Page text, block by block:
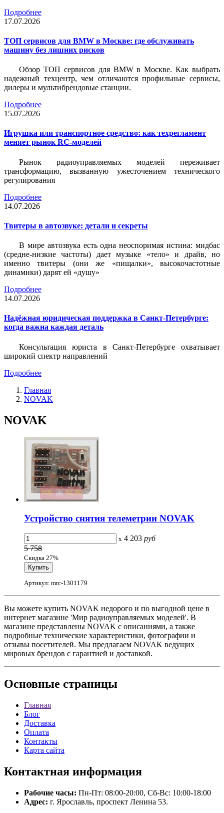
Подробнее
17.07.2026
ТОП сервисов для BMW в Москве: где обслуживать
машину без лишних рисков
Обзор ТОП сервисов для BMW в Москве. Как выбрать
надежный техцентр, чем отличаются профильные сервисы,
дилеры и мультибрендовые станции.
Подробнее
15.07.2026
Игрушка или транспортное средство: как техрегламент
меняет рынок RC-моделей
Рынок радиоуправляемых моделей переживает
трансформацию, вызванную ужесточением технического
регулирования
Подробнее
14.07.2026
Твитеры в автозвуке: детали и секреты
В мире автозвука есть одна неоспоримая истина: мидбас
(средне-низкие частоты) дает музыке «тело» и драйв, но
именно твитеры (они же «пищалки», высокочастотные
динамики) дарят ей «душу»
Подробнее
14.07.2026
Надёжная юридическая поддержка в Санкт-Петербурге:
когда важна каждая деталь
Консультация юриста в Санкт-Петербурге охватывает
широкий спектр направлений
Подробнее
Главная
NOVAK
NOVAK
Устройство снятия телеметрии NOVAK
x 4 203 руб
5 758
Скидка 27%
Артикул: mrc-1301179
Вы можете купить NOVAK недорого и по выгодной цене в
интернет магазине 'Мир радиоуправляемых моделей'. В
магазине представлены NOVAK с описаниями, а также
подробные технические характеристики, фотографии и
отзывы посетителей. Мы предлагаем NOVAK ведущих
мировых брендов с гарантией и доставкой.
Основные страницы
Главная
Блог
Доставка
Оплата
Контакты
Карта сайта
Контактная информация
Рабочие часы: Пн-Пт: 08:00-20:00, Сб-Вс: 10:00-18:00
Адрес: г. Ярославль, проспект Ленина 53.